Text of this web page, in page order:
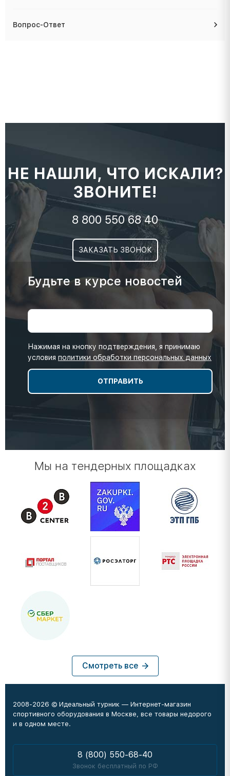
Вопрос-Ответ
НЕ НАШЛИ, ЧТО ИСКАЛИ?
ЗВОНИТЕ!
8 800 550 68 40
ЗАКАЗАТЬ ЗВОНОК
Будьте в курсе новостей
Нажимая на кнопку подтверждения, я принимаю
условия политики обработки персональных данных
Мы на тендерных площадках
Смотреть все
2008-2026 © Идеальный турник — Интернет-магазин
спортивного оборудования в Москве, все товары недорого
и в одном месте.
8 (800) 550-68-40
Звонок бесплатный по РФ